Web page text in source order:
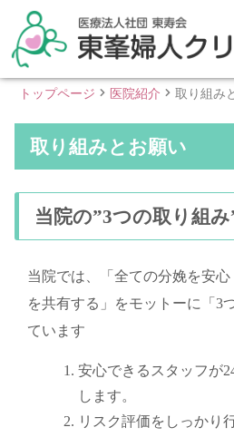
トップページ 医院紹介 取り組み
取り組みとお願い
当院の”3つの取り組み
当院では、「全ての分娩を安
を共有する」をモットーに「3
ています
安心できるスタッフが
します。
リスク評価をしっかり